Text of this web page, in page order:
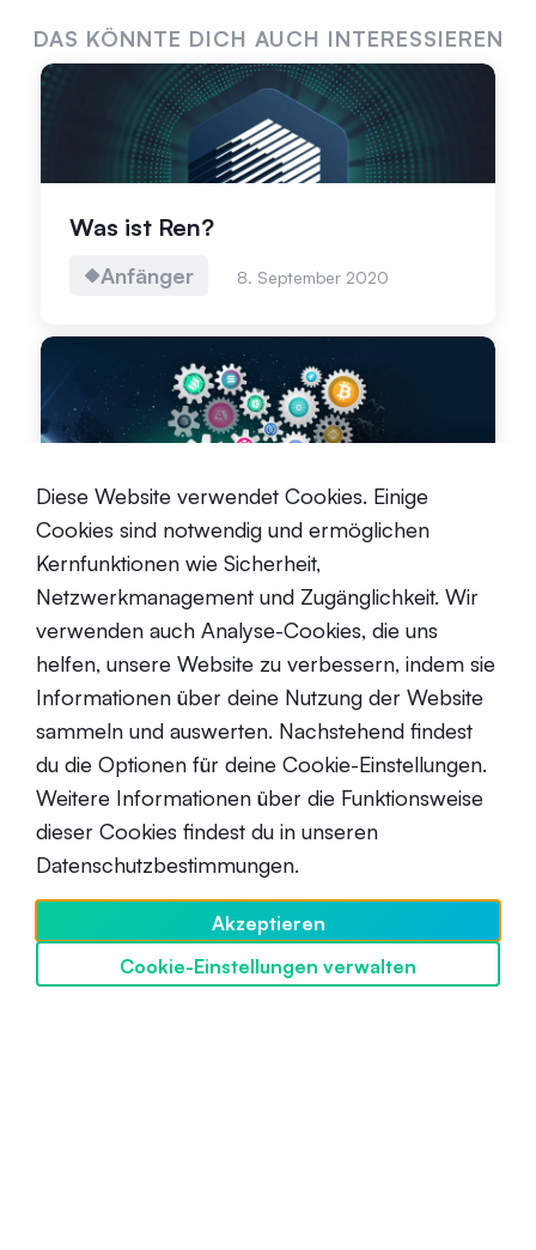
DAS KÖNNTE DICH AUCH INTERESSIEREN
Was ist Ren?
Anfänger 8. September 2020
Thematisches Investieren: Was ist
das und wie fängt man an?
Anfänger 20. Mai 2022
BSC vs. ETH: Wer wird zur besten
Plattform für dezentrale Apps
gekürt?
Fortgeschrittene
Diese Website verwendet Cookies. Einige
Cookies sind notwendig und ermöglichen
Kernfunktionen wie Sicherheit,
Netzwerkmanagement und Zugänglichkeit. Wir
verwenden auch Analyse-Cookies, die uns
helfen, unsere Website zu verbessern, indem sie
Informationen über deine Nutzung der Website
sammeln und auswerten. Nachstehend findest
du die Optionen für deine Cookie-Einstellungen.
Weitere Informationen über die Funktionsweise
dieser Cookies findest du in unseren
Datenschutzbestimmungen.
Akzeptieren
Cookie-Einstellungen verwalten
SwissBorg entdecken